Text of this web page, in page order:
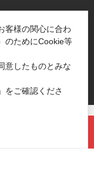
客様の関心に合わ
のためにCookie等
意したものとみな
」をご確認くださ
プ環境方針
Reserved.